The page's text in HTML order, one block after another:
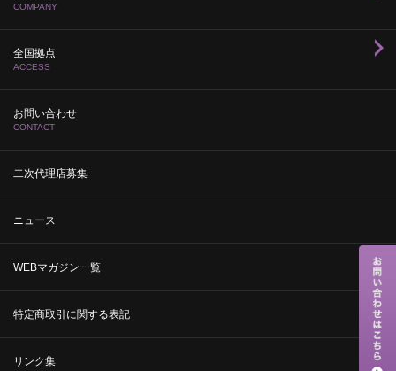
COMPANY
全国拠点
ACCESS
お問い合わせ
CONTACT
二次代理店募集
ニュース
WEBマガジン一覧
特定商取引に関する表記
リンク集